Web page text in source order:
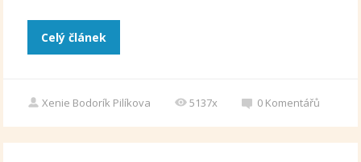
Celý článek
Xenie Bodorík Pilíkova 5137x 0 Komentářů